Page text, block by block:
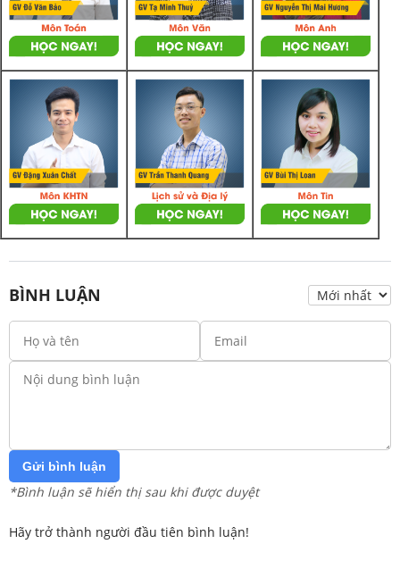
BÌNH LUẬN
Gửi bình luận
*Bình luận sẽ hiển thị sau khi được duyệt
Hãy trở thành người đầu tiên bình luận!